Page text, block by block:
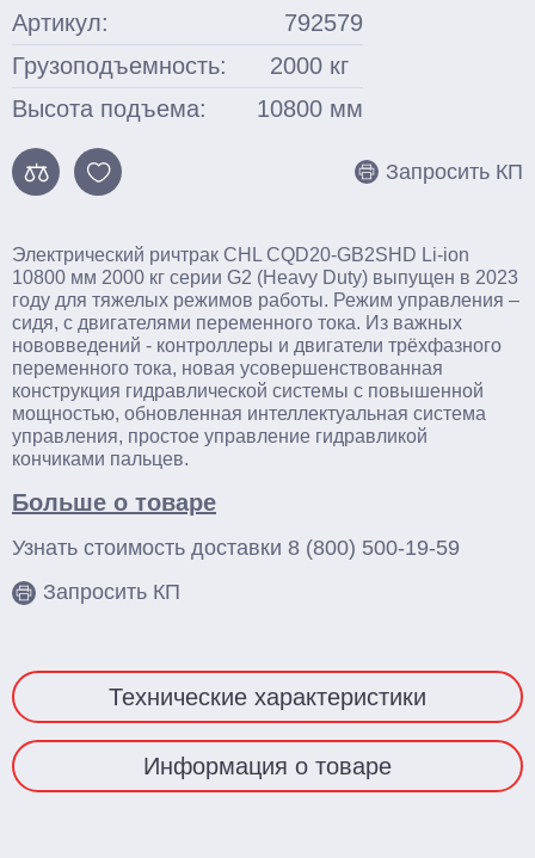
Артикул:
792579
Грузоподъемность:
2000 кг
Высота подъема:
10800 мм
Запросить КП
Электрический ричтрак CHL CQD20-GB2SHD Li-ion
10800 мм 2000 кг серии G2 (Heavy Duty) выпущен в 2023
году для тяжелых режимов работы. Режим управления –
сидя, с двигателями переменного тока. Из важных
нововведений - контроллеры и двигатели трёхфазного
переменного тока, новая усовершенствованная
конструкция гидравлической системы с повышенной
мощностью, обновленная интеллектуальная система
управления, простое управление гидравликой
кончиками пальцев.
Больше о товаре
Узнать стоимость доставки 8 (800) 500-19-59
Запросить КП
Технические характеристики
Информация о товаре